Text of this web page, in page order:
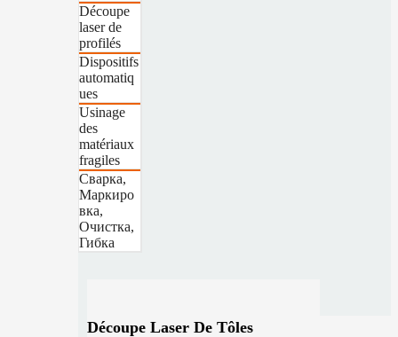
Découpe
laser de
profilés
Dispositifs
automatiq
ues
Usinage
des
matériaux
fragiles
Сварка,
Маркиро
вка,
Очистка,
Гибка
Découpe Laser De Tôles